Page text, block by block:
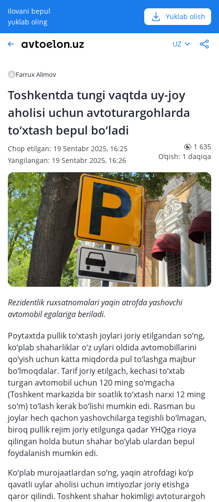
Ilovani bepul
yuklab oling
Yuklab olish
UZ
Farrux Alimov
Toshkentda tungi vaqtda uy-joy
aholisi uchun avtoturargohlarda
to‘xtash bepul bo‘ladi
Chop etilgan: 19 Sentabr 2025, 16:25
Yangilangan: 19 Sentabr 2025, 16:26
1 635
O‘qish: 1 daqiqa
Rezidentlik ruxsatnomalari yaqin atrofda yashovchi
avtomobil egalariga beriladi.
Poytaxtda pullik to‘xtash joylari joriy etilgandan so‘ng,
ko‘plab shaharliklar o‘z uylari oldida avtomobillarini
qo‘yish uchun katta miqdorda pul to‘lashga majbur
bo‘lmoqdalar. Tarif joriy etilgach, kechasi to‘xtab
turgan avtomobil uchun 120 ming so‘mgacha
(Toshkent markazida bir soatlik to‘xtash narxi 12 ming
so‘m) to‘lash kerak bo‘lishi mumkin edi. Rasman bu
joylar hech qachon yashovchilarga tegishli bo‘lmagan,
biroq pullik rejim joriy etilgunga qadar YHQga rioya
qilingan holda butun shahar bo‘ylab ulardan bepul
foydalanish mumkin edi.
Ko‘plab murojaatlardan so‘ng, yaqin atrofdagi ko‘p
qavatli uylar aholisi uchun imtiyozlar joriy etishga
qaror qilindi. Toshkent shahar hokimligi avtoturargoh